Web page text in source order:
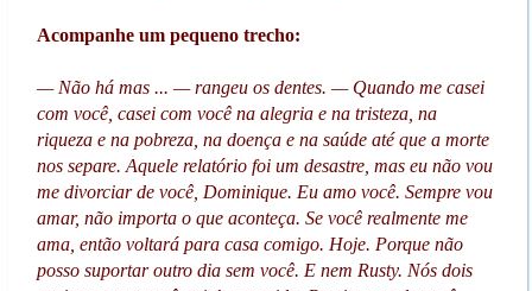
Acompanhe um pequeno trecho:
— Não há mas ... — rangeu os dentes. — Quando me casei
com você, casei com você na alegria e na tristeza, na
riqueza e na pobreza, na doença e na saúde até que a morte
nos separe. Aquele relatório foi um desastre, mas eu não vou
me divorciar de você, Dominique. Eu amo você. Sempre vou
amar, não importa o que aconteça. Se você realmente me
ama, então voltará para casa comigo. Hoje. Porque não
posso suportar outro dia sem você. E nem Rusty. Nós dois